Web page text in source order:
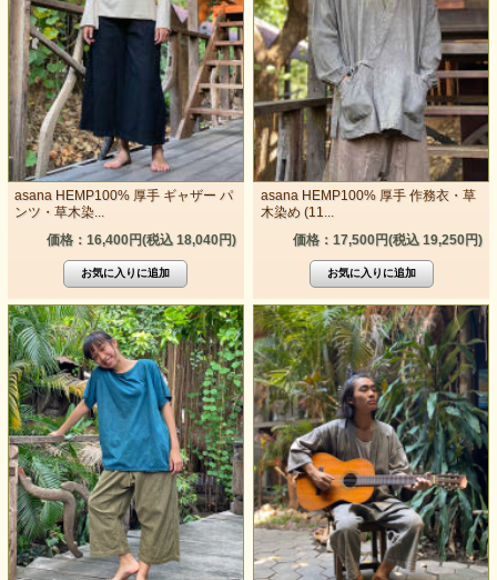
asana HEMP100% 厚手 ギャザー パ
ンツ・草木染...
価格：16,400円(税込 18,040円)
asana HEMP100% 厚手 作務衣・草
木染め (11...
価格：17,500円(税込 19,250円)